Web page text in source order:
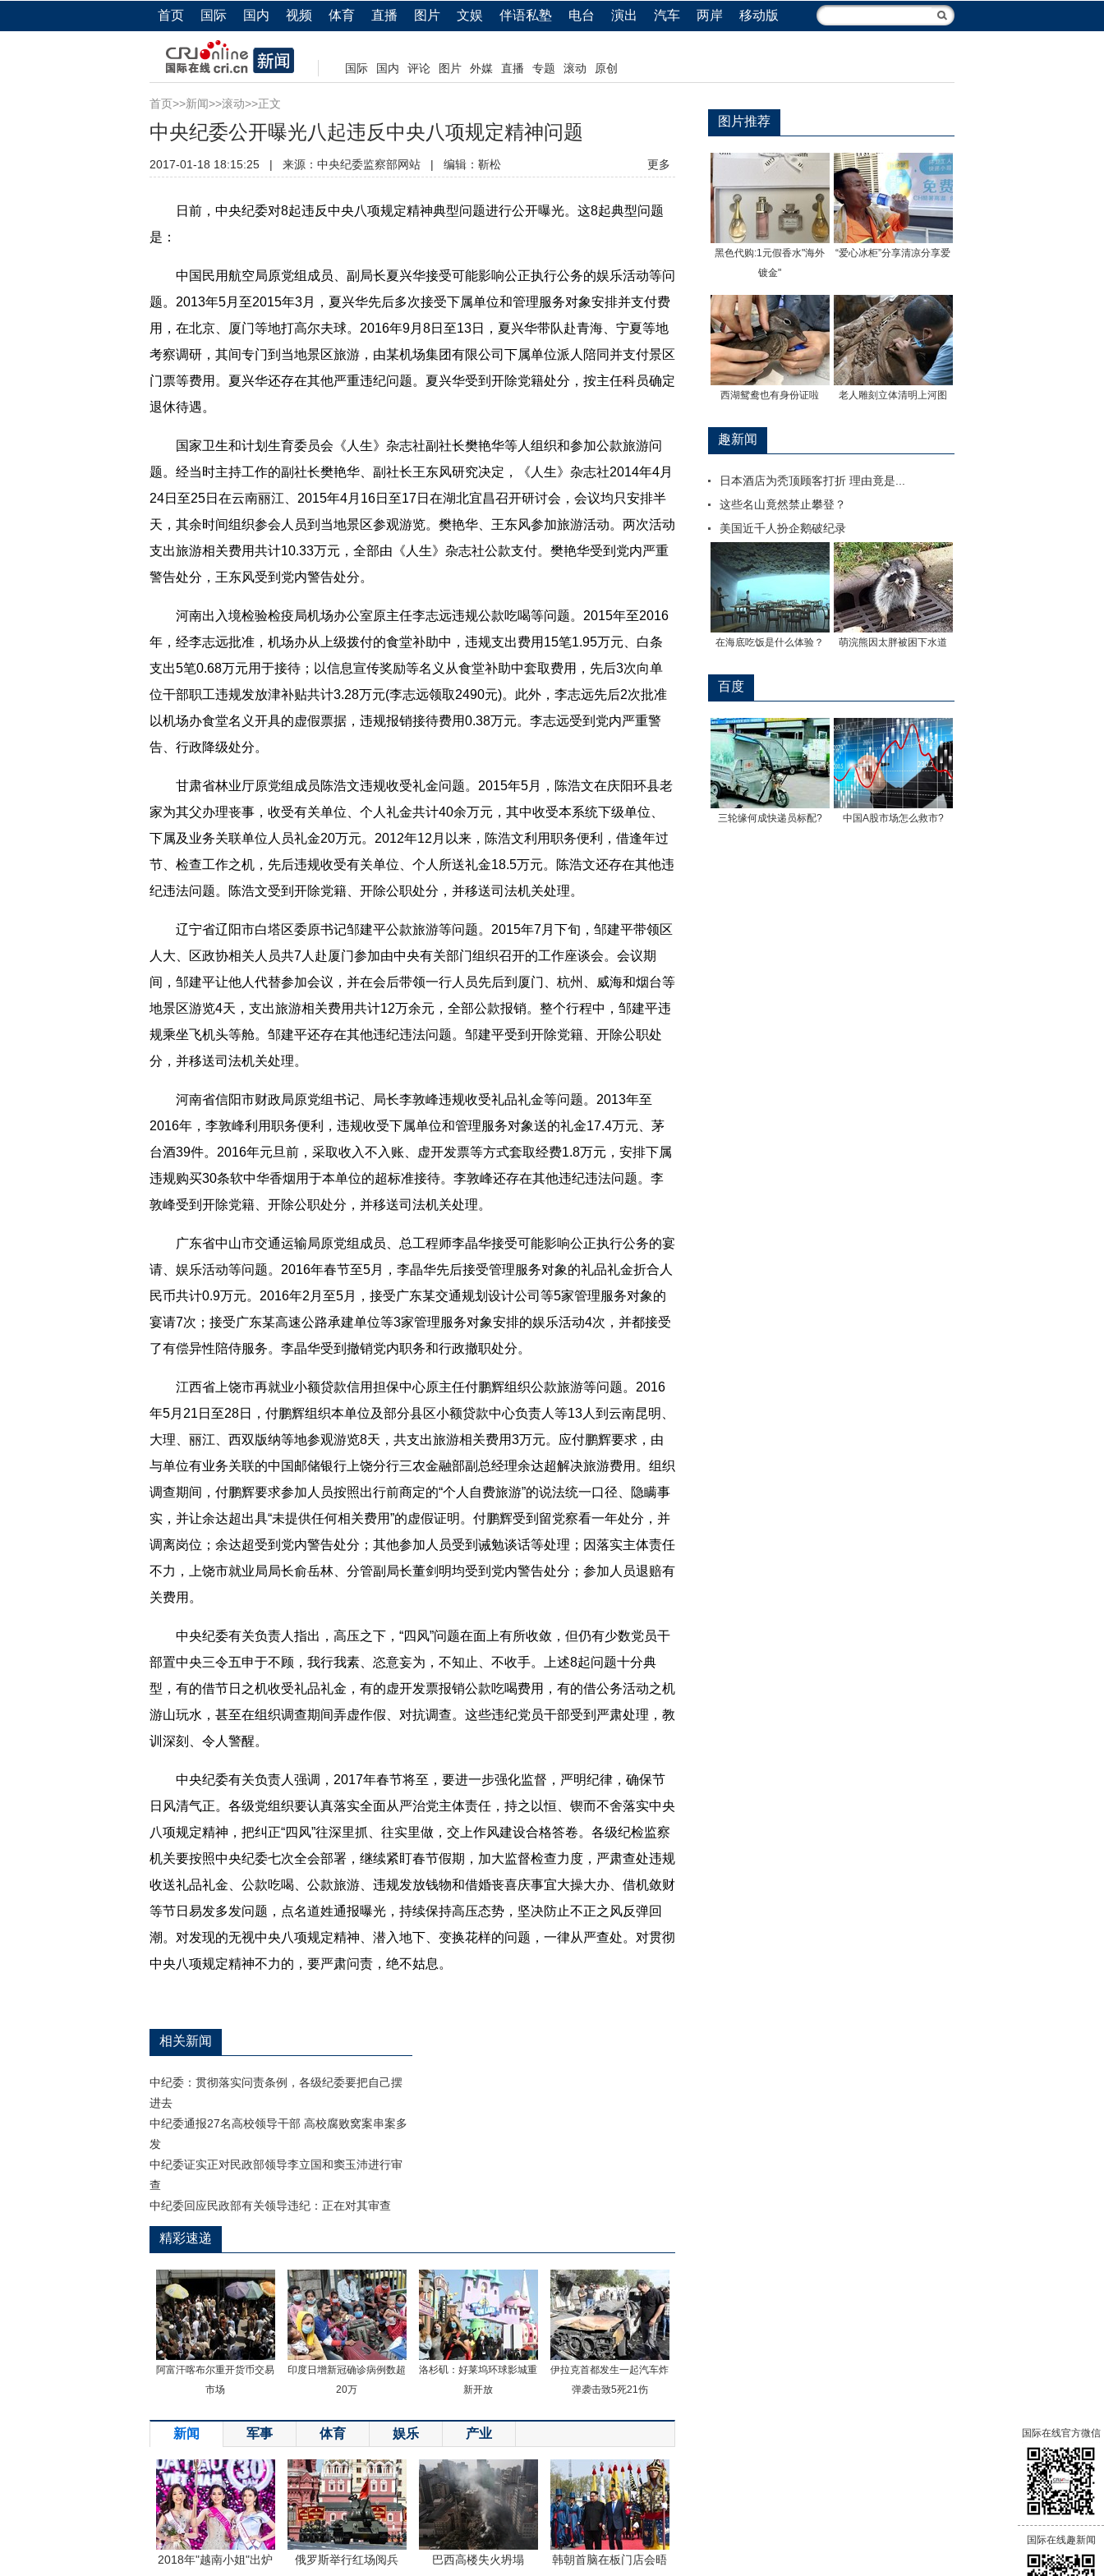
首页 国际 国内 视频 体育 直播 图片 文娱 伴语私塾 电台 演出 汽车 两岸 移动版
国际 国内 评论 图片 外媒 直播 专题 滚动 原创
首页>>新闻>>滚动>>正文
中央纪委公开曝光八起违反中央八项规定精神问题
2017-01-18 18:15:25 | 来源： 中央纪委监察部网站 | 编辑：靳松 更多
日前，中央纪委对8起违反中央八项规定精神典型问题进行公开曝光。这8起典型问题
是：
中国民用航空局原党组成员、副局长夏兴华接受可能影响公正执行公务的娱乐活动等问
题。2013年5月至2015年3月，夏兴华先后多次接受下属单位和管理服务对象安排并支付费
用，在北京、厦门等地打高尔夫球。2016年9月8日至13日，夏兴华带队赴青海、宁夏等地
考察调研，其间专门到当地景区旅游，由某机场集团有限公司下属单位派人陪同并支付景区
门票等费用。夏兴华还存在其他严重违纪问题。夏兴华受到开除党籍处分，按主任科员确定
退休待遇。
国家卫生和计划生育委员会《人生》杂志社副社长樊艳华等人组织和参加公款旅游问
题。经当时主持工作的副社长樊艳华、副社长王东风研究决定，《人生》杂志社2014年4月
24日至25日在云南丽江、2015年4月16日至17日在湖北宜昌召开研讨会，会议均只安排半
天，其余时间组织参会人员到当地景区参观游览。樊艳华、王东风参加旅游活动。两次活动
支出旅游相关费用共计10.33万元，全部由《人生》杂志社公款支付。樊艳华受到党内严重
警告处分，王东风受到党内警告处分。
河南出入境检验检疫局机场办公室原主任李志远违规公款吃喝等问题。2015年至2016
年，经李志远批准，机场办从上级拨付的食堂补助中，违规支出费用15笔1.95万元、白条
支出5笔0.68万元用于接待；以信息宣传奖励等名义从食堂补助中套取费用，先后3次向单
位干部职工违规发放津补贴共计3.28万元(李志远领取2490元)。此外，李志远先后2次批准
以机场办食堂名义开具的虚假票据，违规报销接待费用0.38万元。李志远受到党内严重警
告、行政降级处分。
甘肃省林业厅原党组成员陈浩文违规收受礼金问题。2015年5月，陈浩文在庆阳环县老
家为其父办理丧事，收受有关单位、个人礼金共计40余万元，其中收受本系统下级单位、
下属及业务关联单位人员礼金20万元。2012年12月以来，陈浩文利用职务便利，借逢年过
节、检查工作之机，先后违规收受有关单位、个人所送礼金18.5万元。陈浩文还存在其他违
纪违法问题。陈浩文受到开除党籍、开除公职处分，并移送司法机关处理。
辽宁省辽阳市白塔区委原书记邹建平公款旅游等问题。2015年7月下旬，邹建平带领区
人大、区政协相关人员共7人赴厦门参加由中央有关部门组织召开的工作座谈会。会议期
间，邹建平让他人代替参加会议，并在会后带领一行人员先后到厦门、杭州、威海和烟台等
地景区游览4天，支出旅游相关费用共计12万余元，全部公款报销。整个行程中，邹建平违
规乘坐飞机头等舱。邹建平还存在其他违纪违法问题。邹建平受到开除党籍、开除公职处
分，并移送司法机关处理。
河南省信阳市财政局原党组书记、局长李敦峰违规收受礼品礼金等问题。2013年至
2016年，李敦峰利用职务便利，违规收受下属单位和管理服务对象送的礼金17.4万元、茅
台酒39件。2016年元旦前，采取收入不入账、虚开发票等方式套取经费1.8万元，安排下属
违规购买30条软中华香烟用于本单位的超标准接待。李敦峰还存在其他违纪违法问题。李
敦峰受到开除党籍、开除公职处分，并移送司法机关处理。
广东省中山市交通运输局原党组成员、总工程师李晶华接受可能影响公正执行公务的宴
请、娱乐活动等问题。2016年春节至5月，李晶华先后接受管理服务对象的礼品礼金折合人
民币共计0.9万元。2016年2月至5月，接受广东某交通规划设计公司等5家管理服务对象的
宴请7次；接受广东某高速公路承建单位等3家管理服务对象安排的娱乐活动4次，并都接受
了有偿异性陪侍服务。李晶华受到撤销党内职务和行政撤职处分。
江西省上饶市再就业小额贷款信用担保中心原主任付鹏辉组织公款旅游等问题。2016
年5月21日至28日，付鹏辉组织本单位及部分县区小额贷款中心负责人等13人到云南昆明、
大理、丽江、西双版纳等地参观游览8天，共支出旅游相关费用3万元。应付鹏辉要求，由
与单位有业务关联的中国邮储银行上饶分行三农金融部副总经理余达超解决旅游费用。组织
调查期间，付鹏辉要求参加人员按照出行前商定的“个人自费旅游”的说法统一口径、隐瞒事
实，并让余达超出具“未提供任何相关费用”的虚假证明。付鹏辉受到留党察看一年处分，并
调离岗位；余达超受到党内警告处分；其他参加人员受到诫勉谈话等处理；因落实主体责任
不力，上饶市就业局局长俞岳林、分管副局长董剑明均受到党内警告处分；参加人员退赔有
关费用。
中央纪委有关负责人指出，高压之下，“四风”问题在面上有所收敛，但仍有少数党员干
部置中央三令五申于不顾，我行我素、恣意妄为，不知止、不收手。上述8起问题十分典
型，有的借节日之机收受礼品礼金，有的虚开发票报销公款吃喝费用，有的借公务活动之机
游山玩水，甚至在组织调查期间弄虚作假、对抗调查。这些违纪党员干部受到严肃处理，教
训深刻、令人警醒。
中央纪委有关负责人强调，2017年春节将至，要进一步强化监督，严明纪律，确保节
日风清气正。各级党组织要认真落实全面从严治党主体责任，持之以恒、锲而不舍落实中央
八项规定精神，把纠正“四风”往深里抓、往实里做，交上作风建设合格答卷。各级纪检监察
机关要按照中央纪委七次全会部署，继续紧盯春节假期，加大监督检查力度，严肃查处违规
收送礼品礼金、公款吃喝、公款旅游、违规发放钱物和借婚丧喜庆事宜大操大办、借机敛财
等节日易发多发问题，点名道姓通报曝光，持续保持高压态势，坚决防止不正之风反弹回
潮。对发现的无视中央八项规定精神、潜入地下、变换花样的问题，一律从严查处。对贯彻
中央八项规定精神不力的，要严肃问责，绝不姑息。
相关新闻
中纪委：贯彻落实问责条例，各级纪委要把自己摆
进去
中纪委通报27名高校领导干部 高校腐败窝案串案多
发
中纪委证实正对民政部领导李立国和窦玉沛进行审
查
中纪委回应民政部有关领导违纪：正在对其审查
精彩速递
阿富汗喀布尔重开货币交易
市场
印度日增新冠确诊病例数超
20万
洛杉矶：好莱坞环球影城重
新开放
伊拉克首都发生一起汽车炸
弹袭击致5死21伤
新闻 军事 体育 娱乐 产业
图片推荐
黑色代购:1元假香水"海外
镀金"
“爱心冰柜”分享清凉分享爱
西湖鸳鸯也有身份证啦 老人雕刻立体清明上河图
趣新闻
日本酒店为秃顶顾客打折 理由竟是...
这些名山竟然禁止攀登？
美国近千人扮企鹅破纪录
在海底吃饭是什么体验？ 萌浣熊因太胖被困下水道
百度
三轮缘何成快递员标配? 中国A股市场怎么救市?
国际在线官方微信
国际在线趣新闻